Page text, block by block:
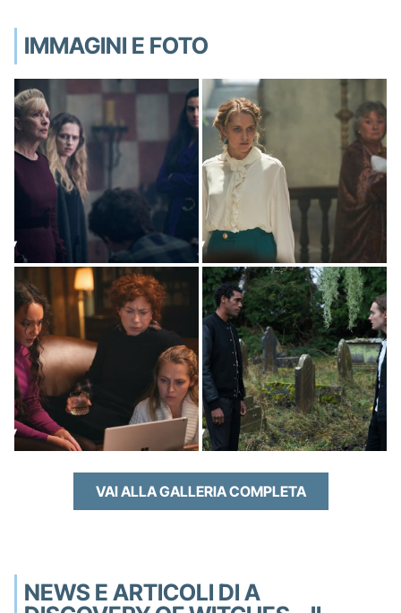
IMMAGINI E FOTO
VAI ALLA GALLERIA COMPLETA
NEWS E ARTICOLI DI A